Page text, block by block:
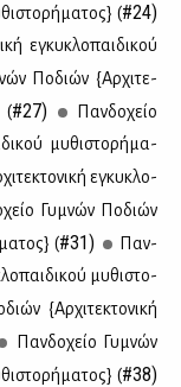
(#24)
εγκυ­κλο­παι­δι­κού
Πο­διών {Αρ­χι­τε­
(#27)
Παν­δο­χείο
μυ­θι­στο­ρή­μα­
εγκυ­κλο­
Γυ­μνών Πο­διών
(#31)
Παν­
μυ­θι­στο­
{Αρ­χι­τε­κτο­νι­κή
Παν­δο­χείο Γυ­μνών
(#38)